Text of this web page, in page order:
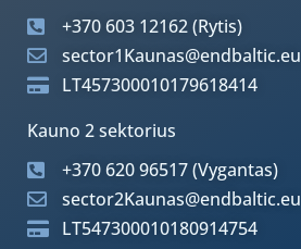
+370 603 12162 (Rytis)
sector1Kaunas@endbaltic.eu
LT457300010179618414
Kauno 2 sektorius
+370 620 96517 (Vygantas)
sector2Kaunas@endbaltic.eu
LT547300010180914754